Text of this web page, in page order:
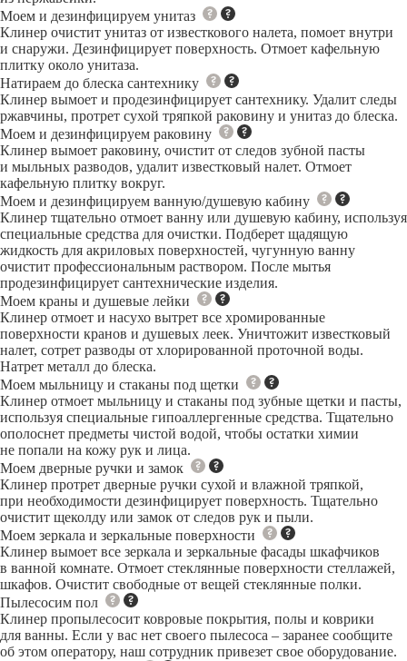
Моем и дезинфицируем унитаз
Клинер очистит унитаз от известкового налета, помоет внутри
и снаружи. Дезинфицирует поверхность. Отмоет кафельную
плитку около унитаза.
Натираем до блеска сантехнику
Клинер вымоет и продезинфицирует сантехнику. Удалит следы
ржавчины, протрет сухой тряпкой раковину и унитаз до блеска.
Моем и дезинфицируем раковину
Клинер вымоет раковину, очистит от следов зубной пасты
и мыльных разводов, удалит известковый налет. Отмоет
кафельную плитку вокруг.
Моем и дезинфицируем ванную/душевую кабину
Клинер тщательно отмоет ванну или душевую кабину, используя
специальные средства для очистки. Подберет щадящую
жидкость для акриловых поверхностей, чугунную ванну
очистит профессиональным раствором. После мытья
продезинфицирует сантехнические изделия.
Моем краны и душевые лейки
Клинер отмоет и насухо вытрет все хромированные
поверхности кранов и душевых леек. Уничтожит известковый
налет, сотрет разводы от хлорированной проточной воды.
Натрет металл до блеска.
Моем мыльницу и стаканы под щетки
Клинер отмоет мыльницу и стаканы под зубные щетки и пасты,
используя специальные гипоаллергенные средства. Тщательно
ополоснет предметы чистой водой, чтобы остатки химии
не попали на кожу рук и лица.
Моем дверные ручки и замок
Клинер протрет дверные ручки сухой и влажной тряпкой,
при необходимости дезинфицирует поверхность. Тщательно
очистит щеколду или замок от следов рук и пыли.
Моем зеркала и зеркальные поверхности
Клинер вымоет все зеркала и зеркальные фасады шкафчиков
в ванной комнате. Отмоет стеклянные поверхности стеллажей,
шкафов. Очистит свободные от вещей стеклянные полки.
Пылесосим пол
Клинер пропылесосит ковровые покрытия, полы и коврики
для ванны. Если у вас нет своего пылесоса – заранее сообщите
об этом оператору, наш сотрудник привезет свое оборудование.